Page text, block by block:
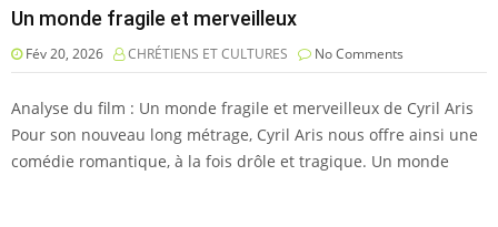
Un monde fragile et merveilleux
Fév 20, 2026 CHRÉTIENS ET CULTURES No Comments
Analyse du film : Un monde fragile et merveilleux de Cyril Aris
Pour son nouveau long métrage, Cyril Aris nous offre ainsi une
comédie romantique, à la fois drôle et tragique. Un monde